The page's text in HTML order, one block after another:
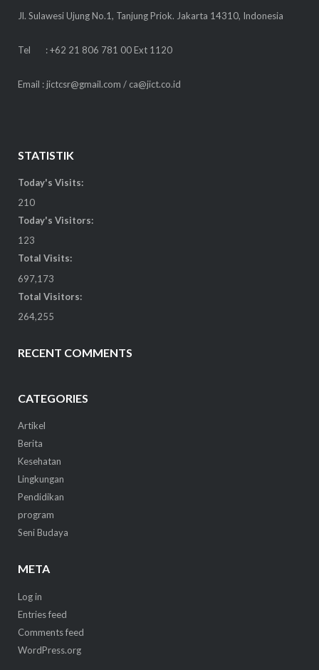
Jl. Sulawesi Ujung No.1, Tanjung Priok. Jakarta 14310, Indonesia
Tel : +62 21 806 781 00 Ext 1120
Email : jictcsr@gmail.com / ca@jict.co.id
STATISTIK
Today's Visits:
210
Today's Visitors:
123
Total Visits:
697,173
Total Visitors:
264,255
RECENT COMMENTS
CATEGORIES
Artikel
Berita
Kesehatan
Lingkungan
Pendidikan
program
Seni Budaya
META
Log in
Entries feed
Comments feed
WordPress.org